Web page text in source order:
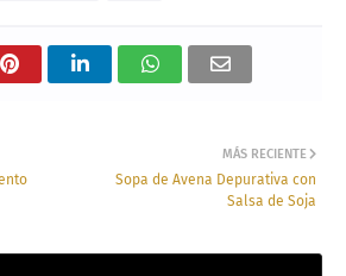
MÁS RECIENTE
Sopa de Avena Depurativa con
Salsa de Soja